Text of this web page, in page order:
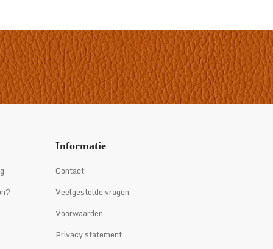
Informatie
Contact
Veelgestelde vragen
Voorwaarden
Privacy statement